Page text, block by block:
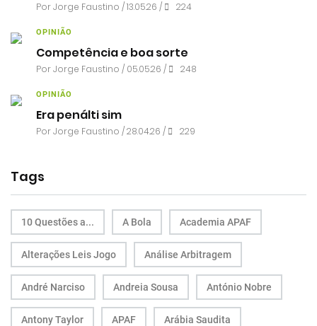
PorJorge Faustino / 13.05.26 / 224
OPINIÃO
Competência e boa sorte
PorJorge Faustino / 05.05.26 / 248
OPINIÃO
Era penálti sim
PorJorge Faustino / 28.04.26 / 229
Tags
10 Questões a... A Bola Academia APAF
Alterações Leis Jogo Análise Arbitragem
André Narciso Andreia Sousa António Nobre
Antony Taylor APAF Arábia Saudita